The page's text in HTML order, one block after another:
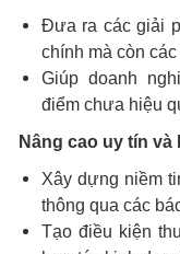
Đưa ra các giải
chính mà còn
Giúp doanh
điểm chưa hiệu
Nâng cao uy tín và
Xây dựng niềm
thông qua các
Tạo điều kiện